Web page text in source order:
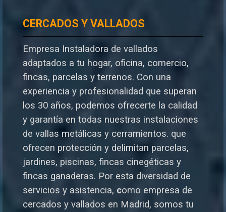
CERCADOS Y VALLADOS
Empresa Instaladora de vallados
adaptados a tu hogar, oficina, comercio,
fincas, parcelas y terrenos. Con una
experiencia y profesionalidad que superan
los 30 años, podemos ofrecerte la calidad
y garantía en todas nuestras instalaciones
de vallas metálicas y cerramientos. que
ofrecen protección y delimitan parcelas,
jardines, piscinas, fincas cinegéticas y
fincas ganaderas. Por esta diversidad de
servicios y asistencia, como empresa de
cercados y vallados en Madrid, somos tu